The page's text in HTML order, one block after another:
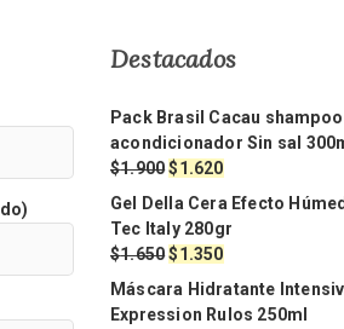
Destacados
Pack Brasil Cacau shampoo
acondicionador Sin sal
$1.900El
precio
original
era:
$1.900.
$1.620El
precio
es:
$1.620.
Gel Della Cera Efecto
Tec Italy 280gr
$1.650El
precio
original
$1.350El
actual
Máscara Hidratante
Expression Rulos 250ml